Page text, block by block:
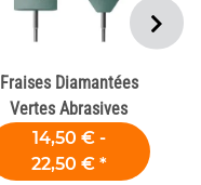
Fraises Diamantées
Vertes Abrasives
14,50 € -
22,50 € *